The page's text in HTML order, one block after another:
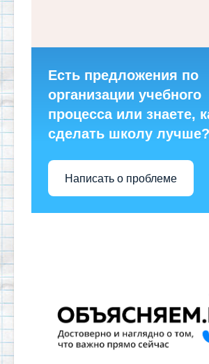
Есть предложения по
организации учебного
процесса или знаете,
сделать школу лучше?
Написать о проблеме